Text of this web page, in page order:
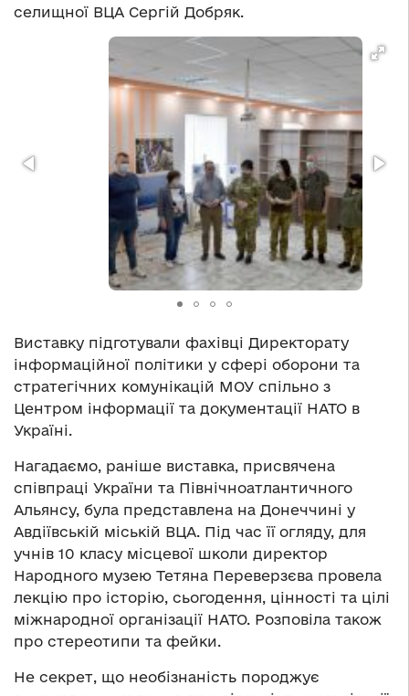
селищної ВЦА Сергій Добряк.
Виставку підготували фахівці Директорату
інформаційної політики у сфері оборони та
стратегічних комунікацій МОУ спільно з
Центром інформації та документації НАТО в
Україні.
Нагадаємо, раніше виставка, присвячена
співпраці України та Північноатлантичного
Альянсу, була представлена на Донеччині у
Авдіївській міській ВЦА. Під час її огляду, для
учнів 10 класу місцевої школи директор
Народного музею Тетяна Переверзєва провела
лекцію про історію, сьогодення, цінності та цілі
міжнародної організації НАТО. Розповіла також
про стереотипи та фейки.
Не секрет, що необізнаність породжує